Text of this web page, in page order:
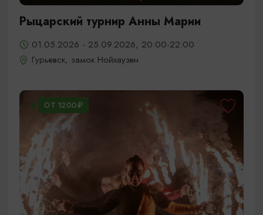
Рыцарский турнир Анны Марии
01.05.2026 - 25.09.2026, 20:00-22:00
Гурьевск, замок Нойхаузен
ОТ 1200₽